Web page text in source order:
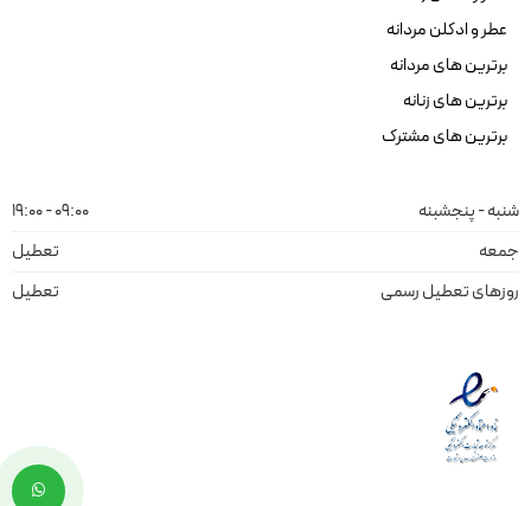
عطر و ادکلن مردانه
برترین های مردانه
برترین های زنانه
برترین های مشترک
شنبه - پنجشبنه
09:00 - 19:00
جمعه
تعطیل
روزهای تعطیل رسمی
تعطیل